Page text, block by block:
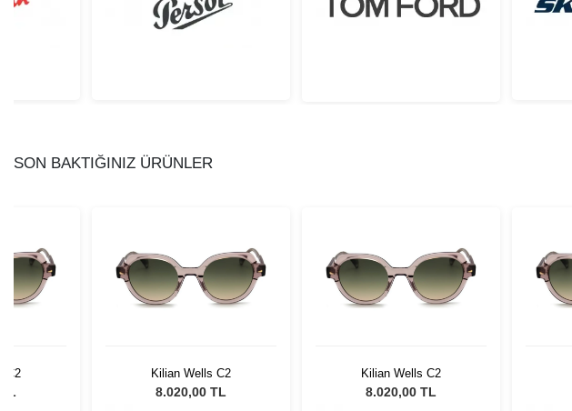
SON BAKTIĞINIZ ÜRÜNLER
C2 Kilian Wells C2
8.020,00 TL
Kilian Wells C2
8.020,00 TL